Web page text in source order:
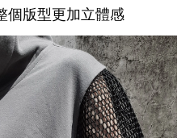
個版型更加立體感